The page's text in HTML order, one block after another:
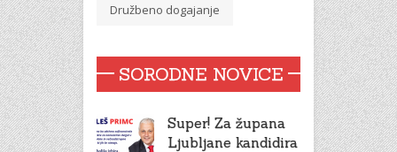
Družbeno dogajanje
SORODNE NOVICE
Super! Za župana
Ljubljane kandidira